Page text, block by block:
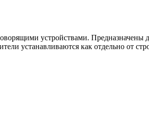
устройствами.
устанавливаются как отдельно от